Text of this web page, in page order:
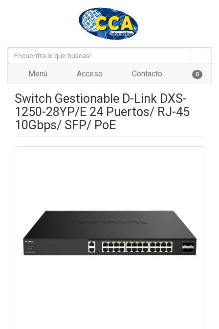
Menú Acceso Contacto 0
Switch Gestionable D-Link DXS-
1250-28YP/E 24 Puertos/ RJ-45
10Gbps/ SFP/ PoE